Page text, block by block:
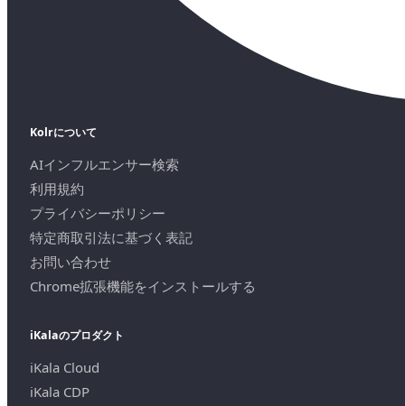
Kolrについて
AIインフルエンサー検索
利用規約
プライバシーポリシー
特定商取引法に基づく表記
お問い合わせ
Chrome拡張機能をインストールする
iKalaのプロダクト
iKala Cloud
iKala CDP